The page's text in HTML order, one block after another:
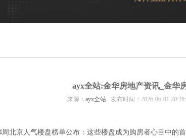
ayx全站:金华房地产资讯_金华
来源： ayx全站 发布时间：2026-06-01
京人气楼盘榜单公布：这些楼盘成为购房者心目中的首